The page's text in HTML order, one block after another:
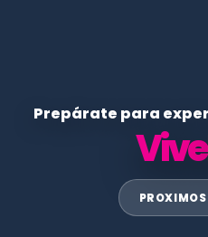
Prepárate para
Vive